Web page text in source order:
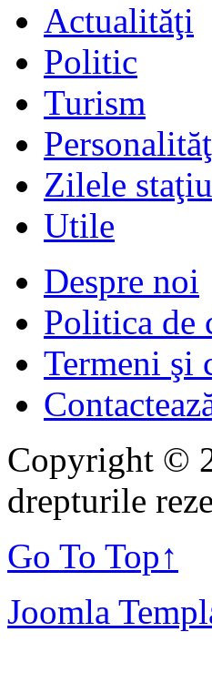
Actualităţi
Politic
Turism
Zilele
Utile
Despre noi
Politica de
Termeni şi
Copyright ©
drepturile
Go To Top↑
Joomla